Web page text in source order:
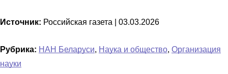
Источник: Российская газета | 03.03.2026
Рубрика: НАН Беларуси, Наука и общество, Организация
науки